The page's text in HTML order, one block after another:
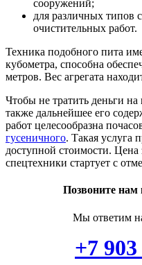
сооружений;
для различных типов
очистительных работ.
Техника подобного пита
кубометра, способна
метров. Вес агрегата
Чтобы не тратить деньги
также дальнейшее его
работ целесообразна
гусеничного. Такая услуга
доступной стоимости. Цена
спецтехники стартует с
Позвоните нам
Мы ответим
+7